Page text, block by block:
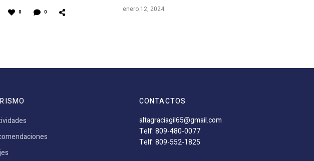
0 0 enero 12, 2024
CONTACTOS
altagraciagil65@gmail.com
Telf: 809-480-0077
Telf: 809-552-1825